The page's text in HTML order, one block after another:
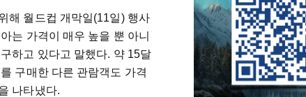
해 월드컵 개막일(11일) 행사
는 가격이 매우 높을 뿐 아니
하고 있다고 말했다. 약 15달
구매한 다른 관람객도 가격
나타냈다.